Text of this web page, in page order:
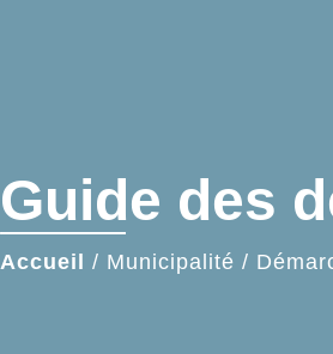
Guide des
Accueil / Municipalité /